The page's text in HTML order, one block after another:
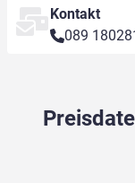
Kontakt
089